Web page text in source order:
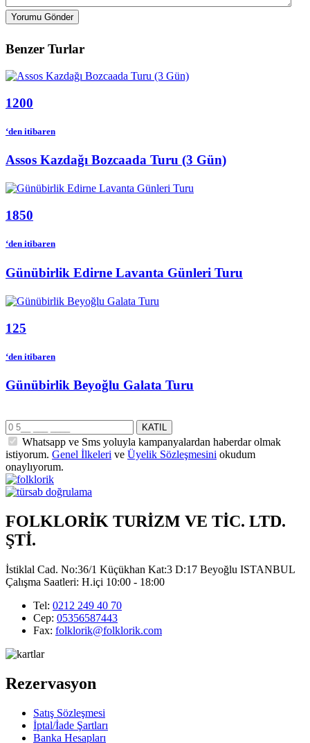
Yorumu Gönder
Benzer Turlar
1200
‘den itibaren
Assos Kazdağı Bozcaada Turu (3 Gün)
1850
‘den itibaren
Günübirlik Edirne Lavanta Günleri Turu
125
‘den itibaren
Günübirlik Beyoğlu Galata Turu
Whatsapp ve Sms yoluyla kampanyalardan haberdar olmak
istiyorum. Genel İlkeleri ve Üyelik Sözleşmesini okudum
onaylıyorum.
FOLKLORİK TURİZM VE TİC. LTD.
ŞTİ.
İstiklal Cad. No:36/1 Küçükhan Kat:3 D:17 Beyoğlu ISTANBUL
Çalışma Saatleri: H.içi 10:00 - 18:00
Tel: 0212 249 40 70
Cep: 05356587443
Fax: folklorik@folklorik.com
Rezervasyon
Satış Sözleşmesi
İptal/İade Şartları
Banka Hesapları